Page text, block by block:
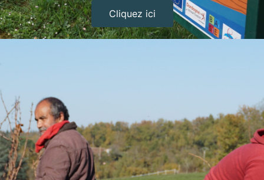
Cliquez ici